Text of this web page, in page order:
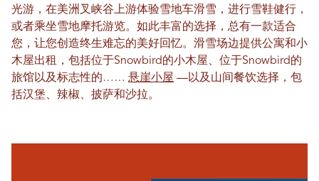
光游，在美洲叉峡谷上游体验雪地车滑雪，进行雪鞋健行，
或者乘坐雪地摩托游览。如此丰富的选择，总有一款适合
您，让您创造终生难忘的美好回忆。滑雪场边提供公寓和小
木屋出租，包括位于Snowbird的小木屋、位于Snowbird的
旅馆以及标志性的…… 悬崖小屋 —以及山间餐饮选择，包
括汉堡、辣椒、披萨和沙拉。